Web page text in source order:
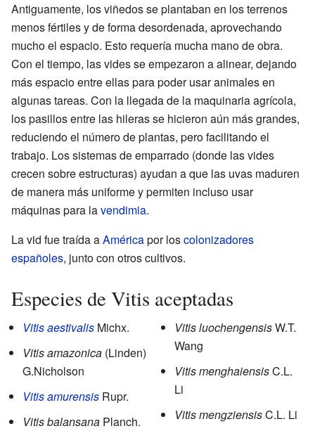
Antiguamente, los viñedos se plantaban en los terrenos
menos fértiles y de forma desordenada, aprovechando
mucho el espacio. Esto requería mucha mano de obra.
Con el tiempo, las vides se empezaron a alinear, dejando
más espacio entre ellas para poder usar animales en
algunas tareas. Con la llegada de la maquinaria agrícola,
los pasillos entre las hileras se hicieron aún más grandes,
reduciendo el número de plantas, pero facilitando el
trabajo. Los sistemas de emparrado (donde las vides
crecen sobre estructuras) ayudan a que las uvas maduren
de manera más uniforme y permiten incluso usar
máquinas para lavendimia.
La vid fue traída aAméricapor loscolonizadores
españoles, junto con otros cultivos.
Especies de Vitis aceptadas
Vitis aestivalis Michx.
Vitis amazonica (Linden)
G.Nicholson
Vitis amurensis Rupr.
Vitis balansana Planch.
Vitis luochengensisW.T.
Wang
Vitis menghaiensisC.L.
Li
Vitis mengziensisC.L. Li